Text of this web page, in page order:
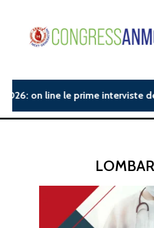
on line le prime interviste